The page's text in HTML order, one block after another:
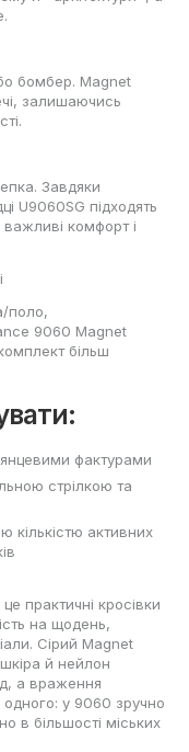
бомбер. Magnet
залишаючись
Завдяки
U9060SG підходять
комфорт і
поло,
9060 Magnet
більш
фактурами
стрілкою та
кількістю активних
практичні кросівки
на щодень,
Сірий Magnet
й нейлон
а враження
одного: у 9060 зручно
в більшості міських